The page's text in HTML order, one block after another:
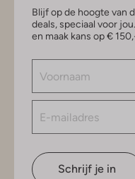
Blijf op de hoogte van
deals, speciaal voor
en maak kans op €
Schrijf je in